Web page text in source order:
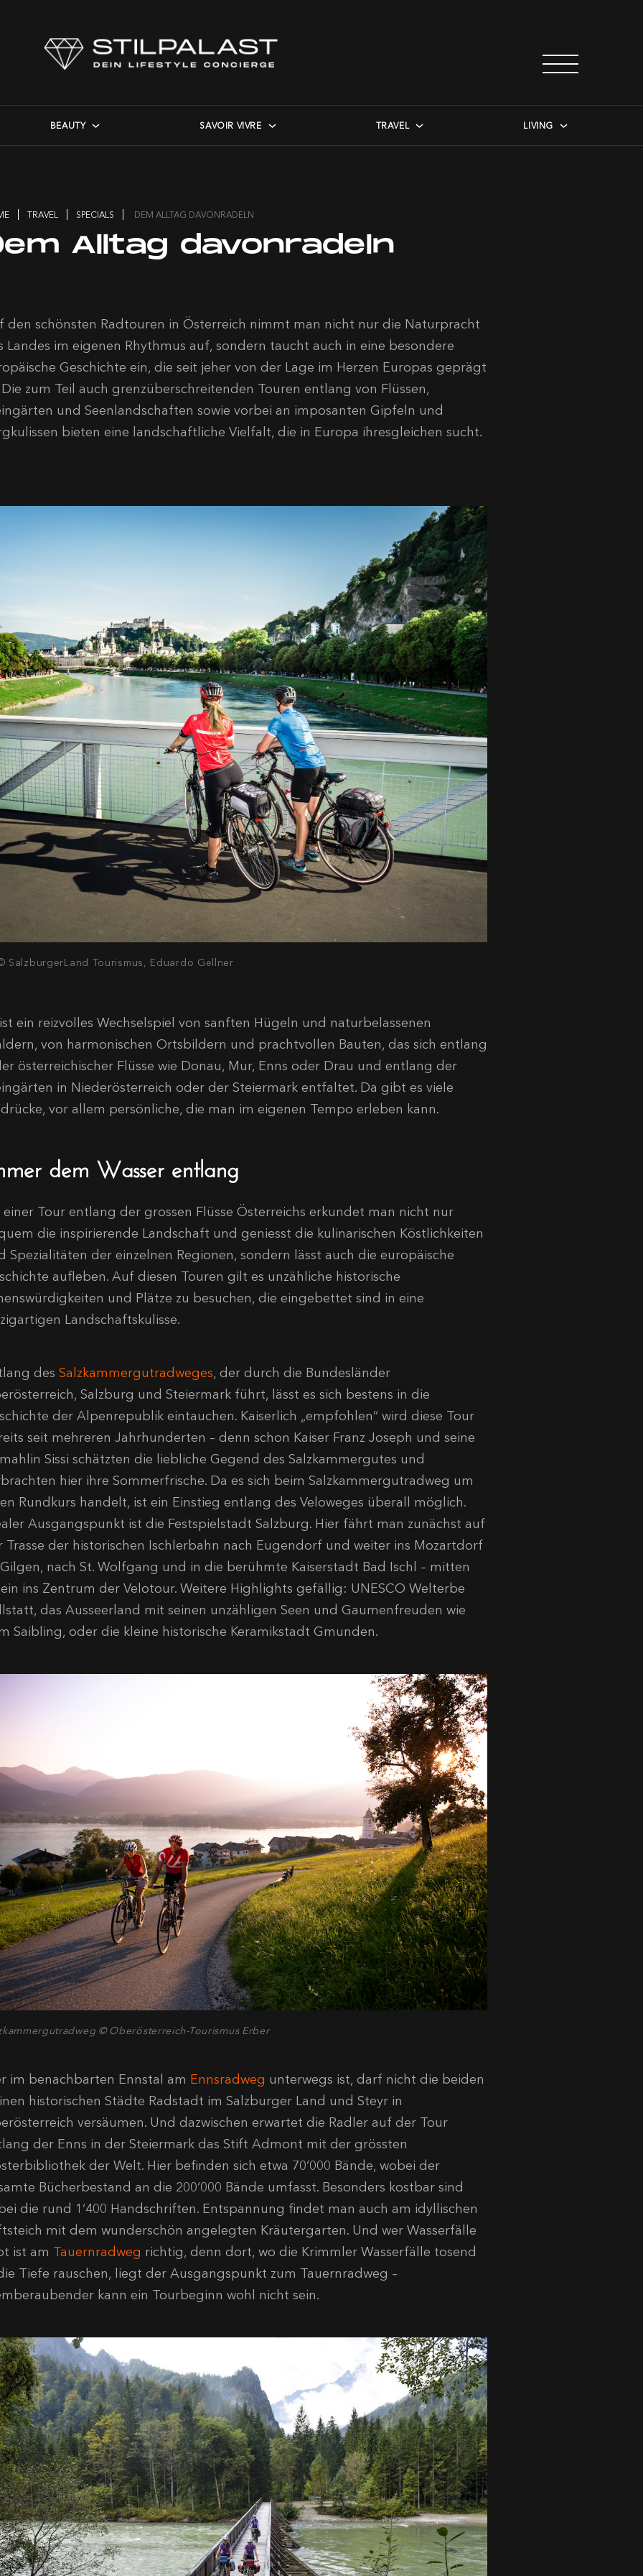
BEAUTY SAVOIR VIVRE TRAVEL LIVING
TRAVEL SPECIALS DEM ALLTAG DAVONRADELN
Alltag davonradeln
den schönsten Radtouren in Österreich nimmt man nicht nur die Naturpracht
Landes im eigenen Rhythmus auf, sondern taucht auch in eine besondere
Geschichte ein, die seit jeher von der Lage im Herzen Europas geprägt
Die zum Teil auch grenzüberschreitenden Touren entlang von Flüssen,
und Seenlandschaften sowie vorbei an imposanten Gipfeln und
bieten eine landschaftliche Vielfalt, die in Europa ihresgleichen sucht.
SalzburgerLand Tourismus, Eduardo Gellner
ein reizvolles Wechselspiel von sanften Hügeln und naturbelassenen
von harmonischen Ortsbildern und prachtvollen Bauten, das sich entlang
österreichischer Flüsse wie Donau, Mur, Enns oder Drau und entlang der
in Niederösterreich oder der Steiermark entfaltet. Da gibt es viele
vor allem persönliche, die man im eigenen Tempo erleben kann.
dem Wasser entlang
einer Tour entlang der grossen Flüsse Österreichs erkundet man nicht nur
die inspirierende Landschaft und geniesst die kulinarischen Köstlichkeiten
Spezialitäten der einzelnen Regionen, sondern lässt auch die europäische
aufleben. Auf diesen Touren gilt es unzähliche historische
und Plätze zu besuchen, die eingebettet sind in eine
Landschaftskulisse.
des Salzkammergutradweges, der durch die Bundesländer
Salzburg und Steiermark führt, lässt es sich bestens in die
der Alpenrepublik eintauchen. Kaiserlich „empfohlen“ wird diese Tour
seit mehreren Jahrhunderten – denn schon Kaiser Franz Joseph und seine
Sissi schätzten die liebliche Gegend des Salzkammergutes und
hier ihre Sommerfrische. Da es sich beim Salzkammergutradweg um
Rundkurs handelt, ist ein Einstieg entlang des Veloweges überall möglich.
Ausgangspunkt ist die Festspielstadt Salzburg. Hier fährt man zunächst auf
Trasse der historischen Ischlerbahn nach Eugendorf und weiter ins Mozartdorf
nach St. Wolfgang und in die berühmte Kaiserstadt Bad Ischl – mitten
ins Zentrum der Velotour. Weitere Highlights gefällig: UNESCO Welterbe
das Ausseerland mit seinen unzähligen Seen und Gaumenfreuden wie
Saibling, oder die kleine historische Keramikstadt Gmunden.
© Oberösterreich-Tourismus Erber
im benachbarten Ennstal am Ennsradweg unterwegs ist, darf nicht die beiden
historischen Städte Radstadt im Salzburger Land und Steyr in
versäumen. Und dazwischen erwartet die Radler auf der Tour
der Enns in der Steiermark das Stift Admont mit der grössten
der Welt. Hier befinden sich etwa 70‘000 Bände, wobei der
Bücherbestand an die 200‘000 Bände umfasst. Besonders kostbar sind
die rund 1‘400 Handschriften. Entspannung findet man auch am idyllischen
mit dem wunderschön angelegten Kräutergarten. Und wer Wasserfälle
ist am Tauernradweg richtig, denn dort, wo die Krimmler Wasserfälle tosend
Tiefe rauschen, liegt der Ausgangspunkt zum Tauernradweg –
kann ein Tourbeginn wohl nicht sein.